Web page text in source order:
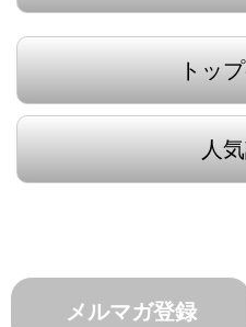
トッ
人
メルマガ登録